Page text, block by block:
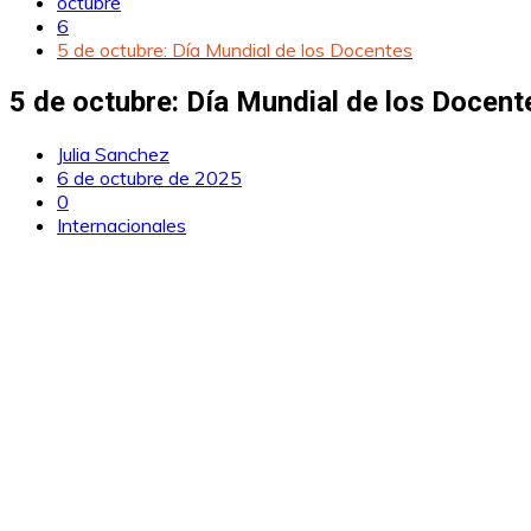
6
5 de octubre: Día Mundial de los Docentes
5 de octubre: Día Mundial de los
Julia Sanchez
6 de octubre de 2025
0
Internacionales